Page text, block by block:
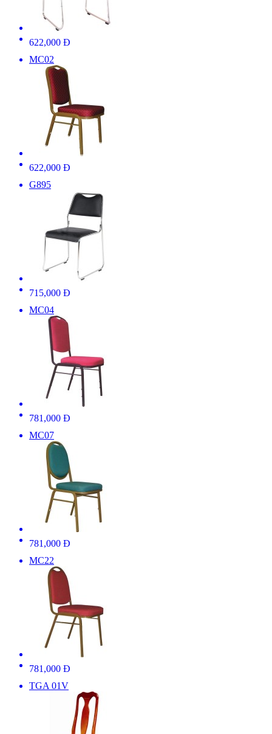
622,000 Đ
MC02
622,000 Đ
G895
715,000 Đ
MC04
781,000 Đ
MC07
781,000 Đ
MC22
781,000 Đ
TGA 01V